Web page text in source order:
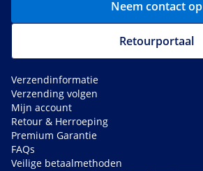
Neem contact op
Retourportaal
Verzendinformatie
Verzending volgen
Mijn account
Retour & Herroeping
Premium Garantie
FAQs
Veilige betaalmethoden